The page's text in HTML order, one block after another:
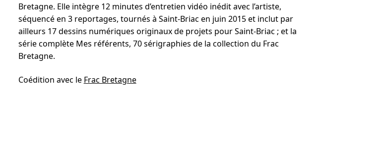
Bretagne. Elle intègre 12 minutes d’entretien vidéo inédit avec l’artiste,
séquencé en 3 reportages, tournés à Saint-Briac en juin 2015 et inclut par
ailleurs 17 dessins numériques originaux de projets pour Saint-Briac ; et la
série complète Mes référents, 70 sérigraphies de la collection du Frac
Bretagne.
Coédition avec le Frac Bretagne